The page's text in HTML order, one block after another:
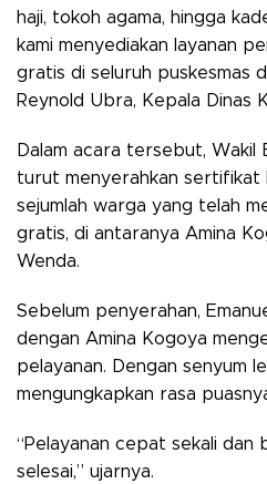
haji, tokoh agama, hingga
kami menyediakan layanan
gratis di seluruh puskesmas
Reynold Ubra, Kepala Dinas
Dalam acara tersebut, Wakil
turut menyerahkan sertifikat
sejumlah warga yang telah
gratis, di antaranya Amina
Wenda.
Sebelum penyerahan,
dengan Amina Kogoya
pelayanan. Dengan senyum
mengungkapkan rasa
“Pelayanan cepat sekali dan
selesai,” ujarnya.